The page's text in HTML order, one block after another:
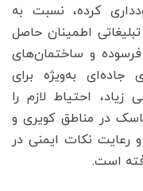
کرده، نسبت به
اطمینان حاصل
فرسوده و ساختمان‌های
جاده‌ای به‌ویژه برای
احتیاط لازم را
در مناطق کویری و
رعایت نکات ایمنی در
است.